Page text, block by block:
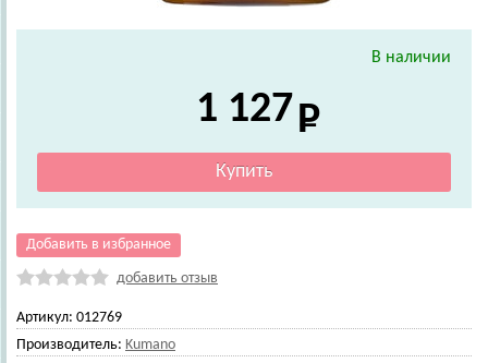
В наличии
1 127
Добавить в избранное
добавить отзыв
Артикул: 012769
Производитель: Kumano